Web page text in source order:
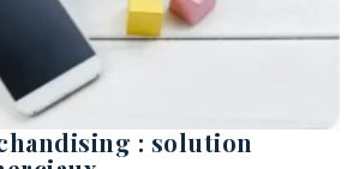
: solution